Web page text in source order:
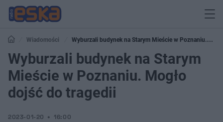
Wiadomości
Wyburzali budynek na Starym Mieście w Poznaniu.
Mogło dojść do tragedii
Wyburzali budynek na Starym
Mieście w Poznaniu. Mogło
dojść do tragedii
2023-01-20 16:00